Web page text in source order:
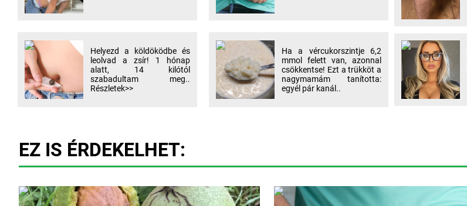
Helyezd a köldöködbe és
leolvad a zsír! 1 hónap
alatt, 14 kilótól
szabadultam meg..
Részletek>>
Ha a vércukorszintje 6,2
mmol felett van, azonnal
csökkentse! Ezt a trükköt a
nagymamám tanította:
egyél pár kanál..
EZ IS ÉRDEKELHET: